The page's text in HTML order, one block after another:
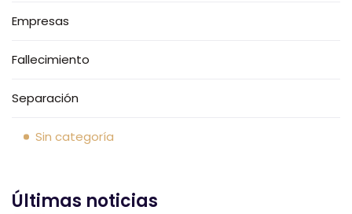
Empresas
Fallecimiento
Separación
Sin categoría
Últimas noticias